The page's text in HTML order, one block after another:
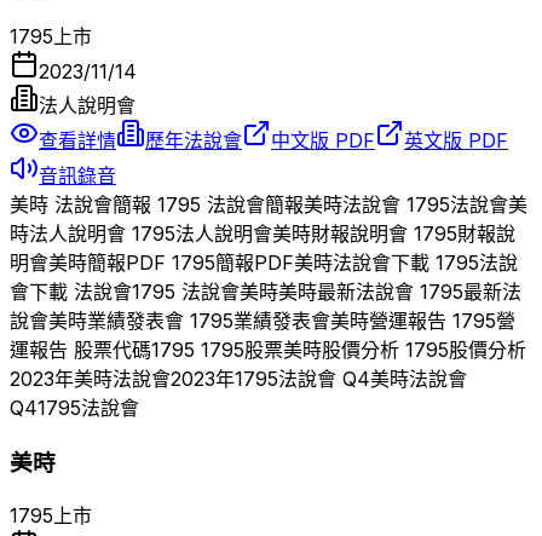
1795上市
2023/11/14
法人說明會
查看詳情
歷年法說會 中文版 PDF
英文版 PDF
音訊錄音
美時 法說會簡報 1795 法說會簡報美時法說會 1795法說會美
時法人說明會 1795法人說明會美時財報說明會 1795財報說
明會美時簡報PDF 1795簡報PDF美時法說會下載 1795法說
會下載 法說會1795 法說會美時美時最新法說會 1795最新法
說會美時業績發表會 1795業績發表會美時營運報告 1795營
運報告 股票代碼1795 1795股票美時股價分析 1795股價分析
2023年美時法說會2023年1795法說會 Q4美時法說會
Q41795法說會
美時
1795 上市